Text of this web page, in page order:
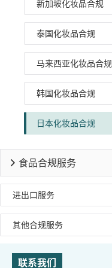
新加坡化妆品合规
泰国化妆品合规
马来西亚化妆品合规
韩国化妆品合规
日本化妆品合规
食品合规服务
进出口服务
其他合规服务
联系我们